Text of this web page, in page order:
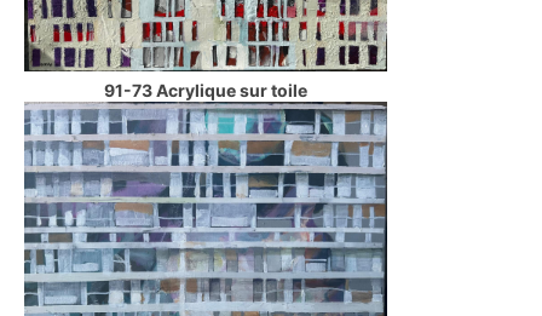
91-73 Acrylique sur toile